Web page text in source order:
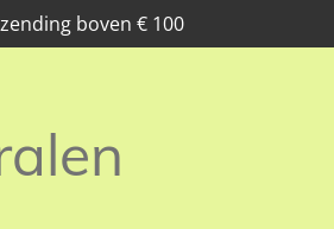
boven € 100